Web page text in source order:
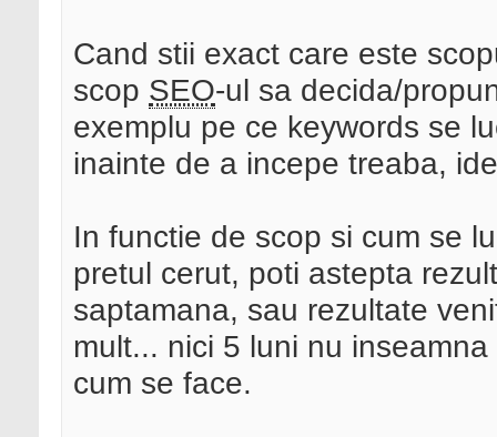
Cand stii exact care este
scop SEO-ul sa decida/
exemplu pe ce keywords se
inainte de a incepe treaba,
In functie de scop si cum se
pretul cerut, poti astepta
saptamana, sau rezultate
mult... nici 5 luni nu
cum se face.